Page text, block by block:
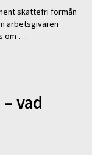
skattefri förmån
arbetsgivaren
om …
vad